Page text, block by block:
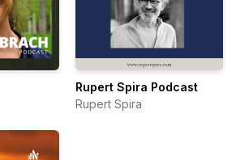
Rupert Spira Podcast
Rupert Spira